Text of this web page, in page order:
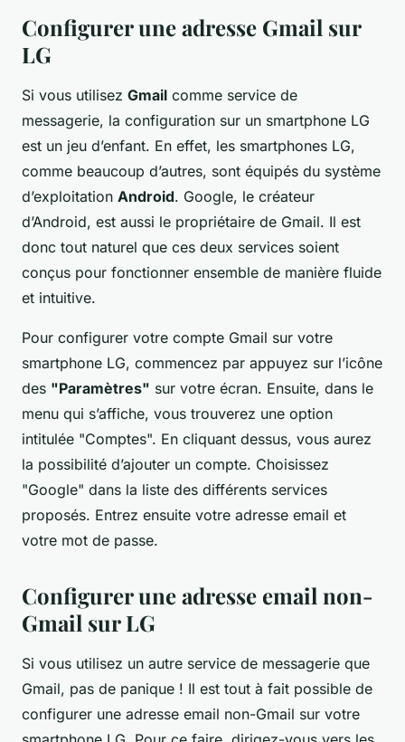
Configurer une adresse Gmail sur
LG
Si vous utilisez Gmail comme service de
messagerie, la configuration sur un smartphone LG
est un jeu d’enfant. En effet, les smartphones LG,
comme beaucoup d’autres, sont équipés du système
d’exploitation Android. Google, le créateur
d’Android, est aussi le propriétaire de Gmail. Il est
donc tout naturel que ces deux services soient
conçus pour fonctionner ensemble de manière fluide
et intuitive.
Pour configurer votre compte Gmail sur votre
smartphone LG, commencez par appuyez sur l’icône
des "Paramètres" sur votre écran. Ensuite, dans le
menu qui s’affiche, vous trouverez une option
intitulée "Comptes". En cliquant dessus, vous aurez
la possibilité d’ajouter un compte. Choisissez
"Google" dans la liste des différents services
proposés. Entrez ensuite votre adresse email et
votre mot de passe.
Configurer une adresse email non-
Gmail sur LG
Si vous utilisez un autre service de messagerie que
Gmail, pas de panique ! Il est tout à fait possible de
configurer une adresse email non-Gmail sur votre